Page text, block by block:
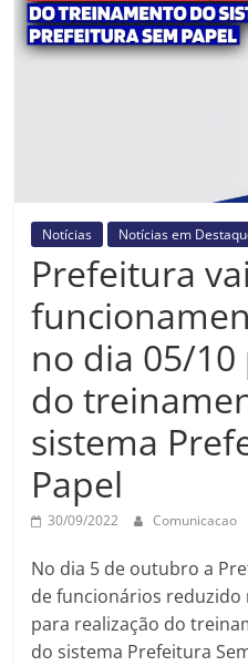
Prefeitura
Estância
Notícias Notícias em
Prefeitura
no dia 05/
do
sistema
Papel
30/09/2022 Comunicacao
No dia 5 de outubro a
de funcionários
para realização do
do sistema Prefeitura